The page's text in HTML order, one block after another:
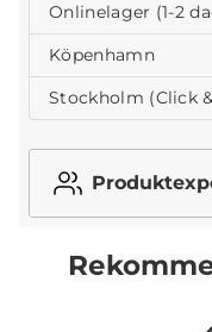
Onlinelager (1-2
Köpenhamn
Stockholm (Click